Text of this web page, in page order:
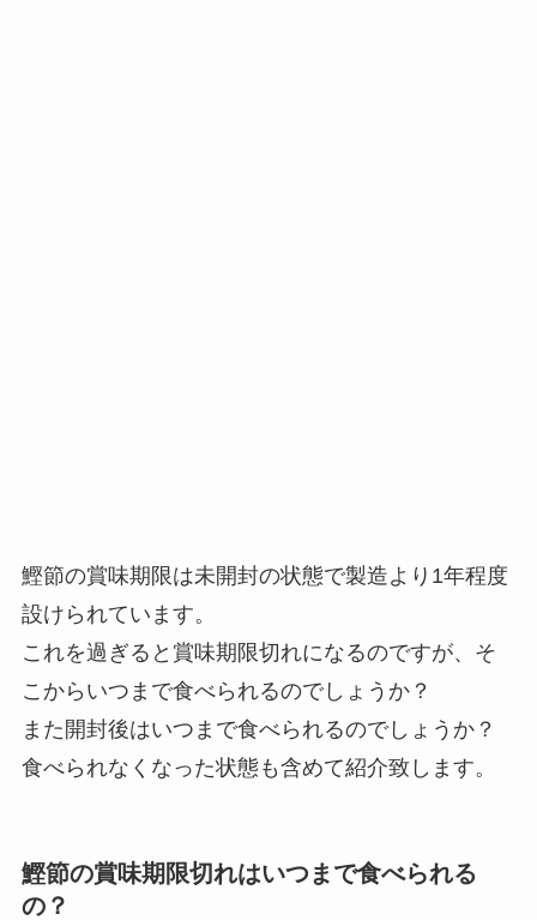
鰹節の賞味期限は未開封の状態で製造より1年程度
設けられています。
これを過ぎると賞味期限切れになるのですが、そ
こからいつまで食べられるのでしょうか？
また開封後はいつまで食べられるのでしょうか？
食べられなくなった状態も含めて紹介致します。
鰹節の賞味期限切れはいつまで食べられる
の？